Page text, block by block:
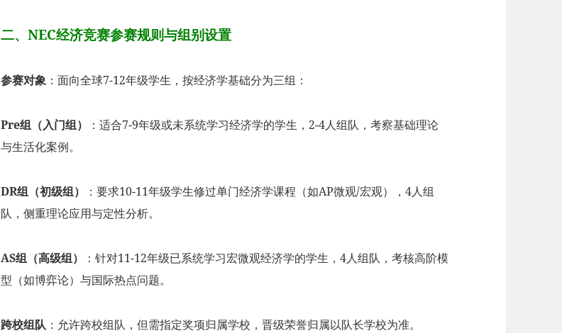
二、NEC经济竞赛参赛规则与组别设置
参赛对象 ：面向全球7-12年级学生，按经济学基础分为三组：
Pre组（入门组）
：适合7-9年级或未系统学习经济学的学生，2-4人组队，考察基础理论
与生活化案例。
DR组（初级组）
：要求10-11年级学生修过单门经济学课程（如AP微观/宏观），4人组
队，侧重理论应用与定性分析。
AS组（高级组）
：针对11-12年级已系统学习宏微观经济学的学生，4人组队，考核高阶模
型（如博弈论）与国际热点问题。
跨校组队 ：允许跨校组队，但需指定奖项归属学校，晋级荣誉归属以队长学校为准。